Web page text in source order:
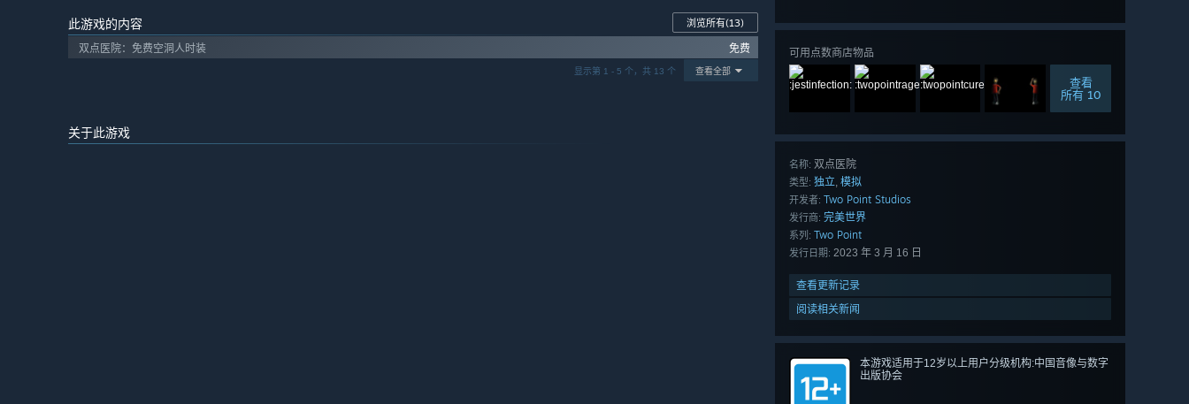
可用点数商店物品
查看
所有 10
名称: 双点医院
类型: 独立, 模拟
开发者: Two Point Studios
发行商: 完美世界
系列: Two Point
发行日期: 2023 年 3 月 16 日
查看更新记录
阅读相关新闻
本游戏适用于12岁以上用户分级机构:中国音像与数字
出版协会
此游戏的内容 浏览所有(13)
双点医院：免费空洞人时装 免费
查看全部
显示第 1 - 5 个，共 13 个
关于此游戏